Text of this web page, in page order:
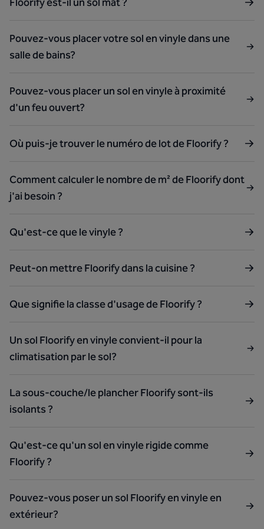
Pouvez-vous placer votre sol en vinyle dans une
salle de bains?
Pouvez-vous placer un sol en vinyle à proximité
d'un feu ouvert?
Où puis-je trouver le numéro de lot de Floorify ?
Comment calculer le nombre de m² de Floorify dont
j'ai besoin ?
Qu'est-ce que le vinyle ?
Peut-on mettre Floorify dans la cuisine ?
Que signifie la classe d'usage de Floorify ?
Un sol Floorify en vinyle convient-il pour la
climatisation par le sol?
La sous-couche/le plancher Floorify sont-ils
isolants ?
Qu'est-ce qu'un sol en vinyle rigide comme
Floorify ?
Pouvez-vous poser un sol Floorify en vinyle en
extérieur?